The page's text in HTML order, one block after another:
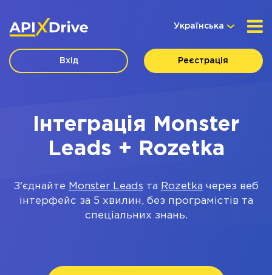
Українська
Вхід Реєстрація
Інтеграція Monster
Leads + Rozetka
З'єднайте Monster Leads та Rozetka через веб
інтерфейс за 5 хвилин, без програмістів та
спеціальних знань.